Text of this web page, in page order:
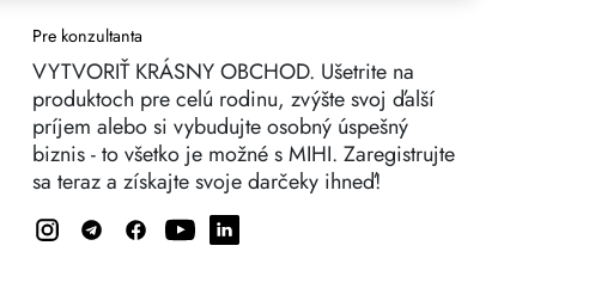
Pre konzultanta
VYTVORIŤ KRÁSNY OBCHOD. Ušetrite na
produktoch pre celú rodinu, zvýšte svoj ďalší
príjem alebo si vybudujte osobný úspešný
biznis - to všetko je možné s MIHI. Zaregistrujte
sa teraz a získajte svoje darčeky ihneď!